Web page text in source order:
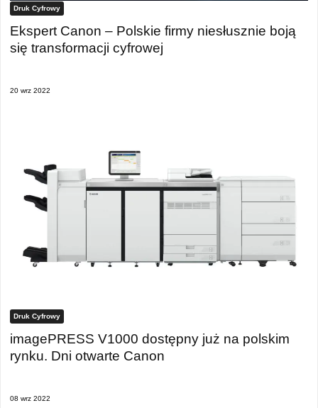
Druk Cyfrowy
Ekspert Canon – Polskie firmy niesłusznie boją
się transformacji cyfrowej
20 wrz 2022
Druk Cyfrowy
imagePRESS V1000 dostępny już na polskim
rynku. Dni otwarte Canon
08 wrz 2022